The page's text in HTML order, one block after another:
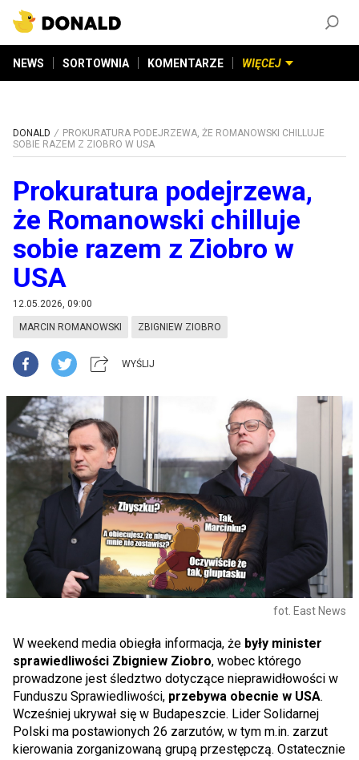
NEWS SORTOWNIA KOMENTARZE WIĘCEJ
DONALD
PROKURATURA PODEJRZEWA, ŻE ROMANOWSKI CHILLUJE
SOBIE RAZEM Z ZIOBRO W USA
Prokuratura podejrzewa,
że Romanowski chilluje
sobie razem z Ziobro w
USA
12.05.2026, 09:00
MARCIN ROMANOWSKI ZBIGNIEW ZIOBRO
WYŚLIJ
fot. East News
W weekend media obiegła informacja, że były minister
sprawiedliwości Zbigniew Ziobro, wobec którego
prowadzone jest śledztwo dotyczące nieprawidłowości w
Funduszu Sprawiedliwości, przebywa obecnie w USA.
Wcześniej ukrywał się w Budapeszcie. Lider Solidarnej
Polski ma postawionych 26 zarzutów, w tym m.in. zarzut
kierowania zorganizowaną grupą przestępczą. Ostatecznie